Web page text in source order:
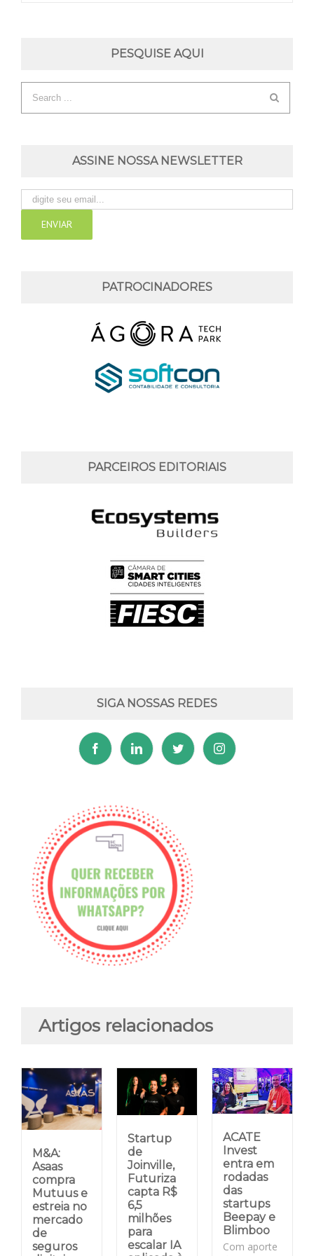
PESQUISE AQUI
ASSINE NOSSA NEWSLETTER
PATROCINADORES
PARCEIROS EDITORIAIS
SIGA NOSSAS REDES
Artigos relacionados
M&A:
Asaas
compra
Mutuus e
estreia no
mercado
de
seguros
Startup
de
Joinville,
Futuriza
capta R$
6,5
milhões
para
escalar IA
ACATE
Invest
entra em
rodadas
das
startups
Beepay e
Blimboo
Com aporte